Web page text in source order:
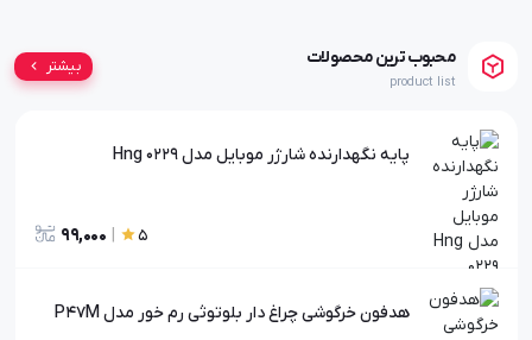
محبوب ترین محصولات
product list
بیشتر
پایه نگهدارنده شارژر موبایل مدل Hng 0229
5
99,000
هدفون خرگوشی چراغ دار بلوتوثی رم خور مدل P47M